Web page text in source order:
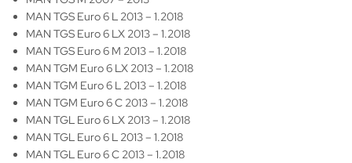
MAN TGS Euro 6 L 2013 – 1.2018
MAN TGS Euro 6 LX 2013 – 1.2018
MAN TGS Euro 6 M 2013 – 1.2018
MAN TGM Euro 6 LX 2013 – 1.2018
MAN TGM Euro 6 L 2013 – 1.2018
MAN TGM Euro 6 C 2013 – 1.2018
MAN TGL Euro 6 LX 2013 – 1.2018
MAN TGL Euro 6 L 2013 – 1.2018
MAN TGL Euro 6 C 2013 – 1.2018